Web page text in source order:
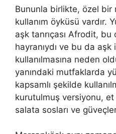
Bununla birlikte, özel bir
kullanım öyküsü vardır.
aşk tanrıçası Afrodit,
hayranıydı ve bu da
kullanılmasına neden
yanındaki mutfaklarda
kapsamlı şekilde
kurutulmuş versiyonu,
salata sosları ve